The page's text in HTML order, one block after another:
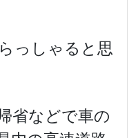
っしゃると思
省などで車の